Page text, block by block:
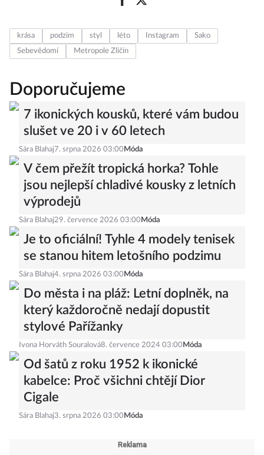
krása podzim styl léto Instagram
Sako
Sebevědomí
Metropole Zličín
Doporučujeme
7 ikonických kousků, které vám budou
slušet ve 20 i v 60 letech
Sára Blahaj 7. srpna 2026 03:00 Móda
V čem přežít tropická horka? Tohle
jsou nejlepší chladivé kousky z letních
výprodejů
Sára Blahaj29. července 2026 03:00 Móda
Je to oficiální! Tyhle 4 modely tenisek
se stanou hitem letošního podzimu
Sára Blahaj4. srpna 2026 03:00 Móda
Do města i na pláž: Letní doplněk, na
který každoročně nedají dopustit
stylové Pařížanky
Ivona Horváth Souralová8. července 2024 03:00 Móda
Od šatů z roku 1952 k ikonické
kabelce: Proč všichni chtějí Dior
Cigale
Sára Blahaj3. srpna 2026 03:00 Móda